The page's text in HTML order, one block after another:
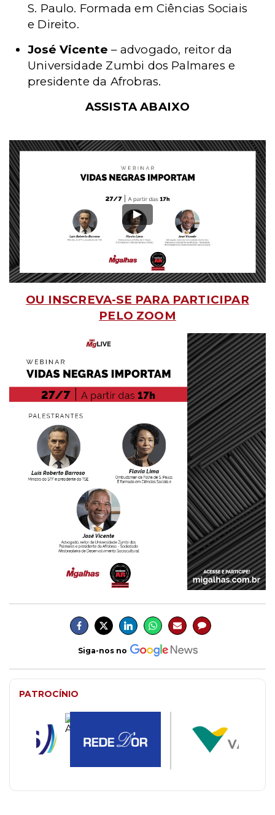
S. Paulo. Formada em Ciências Sociais
e Direito.
José Vicente – advogado, reitor da
Universidade Zumbi dos Palmares e
presidente da Afrobras.
ASSISTA ABAIXO
OU INSCREVA-SE PARA PARTICIPAR
PELO ZOOM
Siga-nos no
PATROCÍNIO